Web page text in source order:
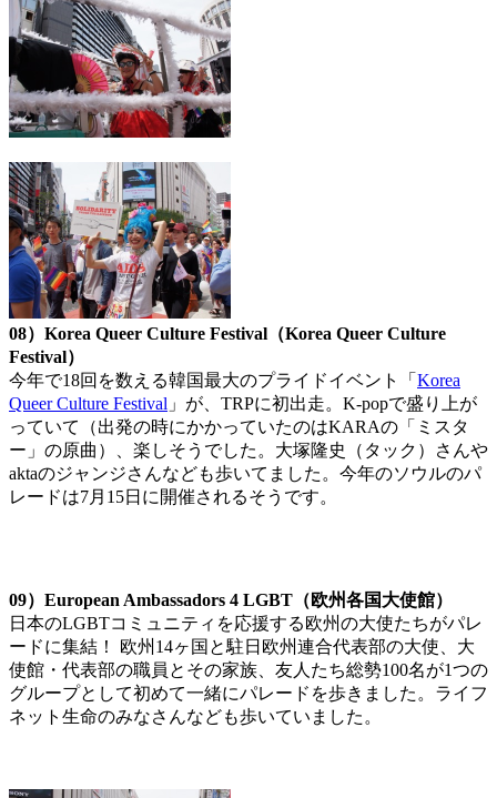
08）Korea Queer Culture Festival（Korea Queer Culture
Festival）
今年で18回を数える韓国最大のプライドイベント「 Korea
Queer Culture Festival 」が、TRPに初出走。K-popで盛り上が
っていて（出発の時にかかっていたのはKARAの「ミスタ
ー」の原曲）、楽しそうでした。大塚隆史（タック）さんや
aktaのジャンジさんなども歩いてました。今年のソウルのパ
レードは7月15日に開催されるそうです。
09）European Ambassadors 4 LGBT（欧州各国大使館）
日本のLGBTコミュニティを応援する欧州の大使たちがパレ
ードに集結！ 欧州14ヶ国と駐日欧州連合代表部の大使、大
使館・代表部の職員とその家族、友人たち総勢100名が1つの
グループとして初めて一緒にパレードを歩きました。ライフ
ネット生命のみなさんなども歩いていました。